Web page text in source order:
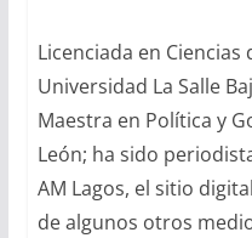
Licenciada en
Universidad La Salle
Maestra en Política y
León; ha sido
AM Lagos, el sitio
de algunos otros